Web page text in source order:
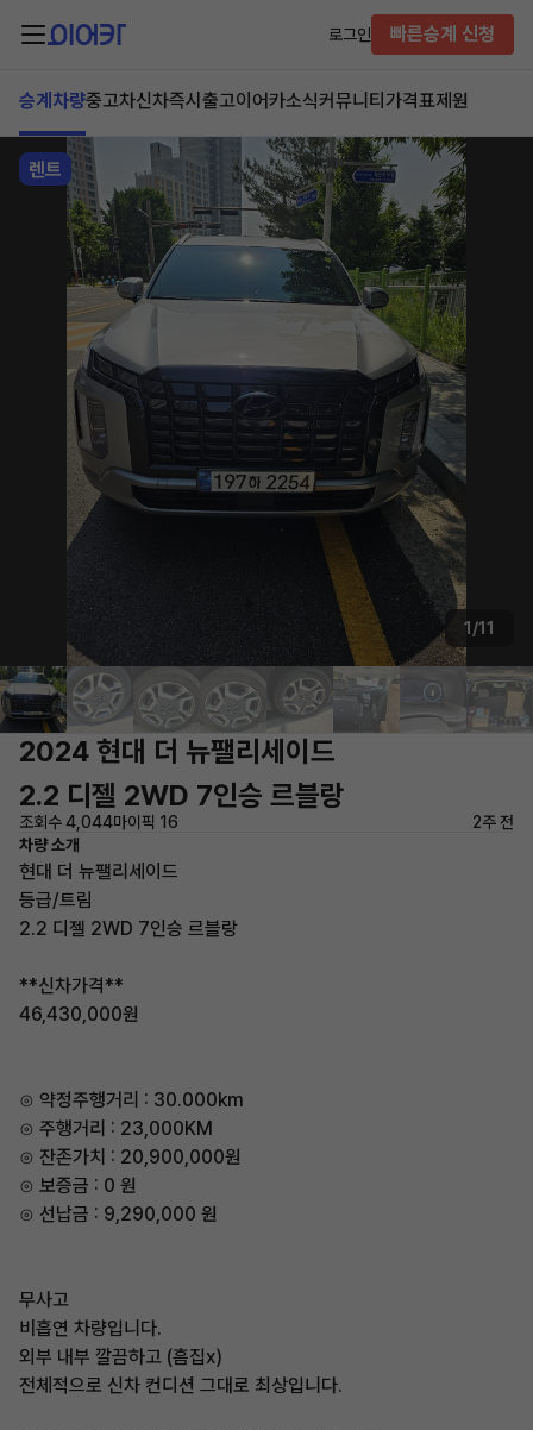
로그인 빠른승계 신청
승계차량중고차신차즉시출고이어카소식커뮤니티 가격표제원
렌트
1/11
2024 현대 더 뉴팰리세이드
2.2 디젤 2WD 7인승 르블랑
조회수 4,044마이픽 16
2주 전
차량 소개
현대 더 뉴팰리세이드
등급/트림
2.2 디젤 2WD 7인승 르블랑
**신차가격**
46,430,000원
⊙ 약정주행거리 : 30.000km
⊙ 주행거리 : 23,000KM
⊙ 잔존가치 : 20,900,000원
⊙ 보증금 : 0 원
⊙ 선납금 : 9,290,000 원
무사고
비흡연 차량입니다.
외부 내부 깔끔하고 (흠집x)
전체적으로 신차 컨디션 그대로 최상입니다.